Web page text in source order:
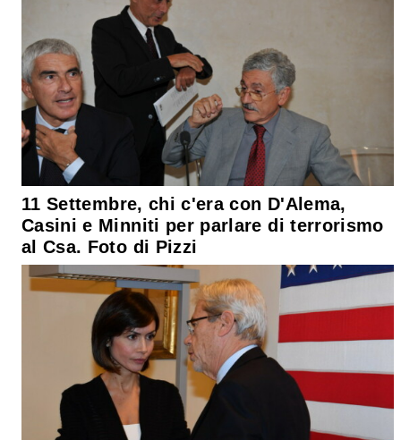
11 Settembre, chi c'era con D'Alema,
Casini e Minniti per parlare di terrorismo
al Csa. Foto di Pizzi